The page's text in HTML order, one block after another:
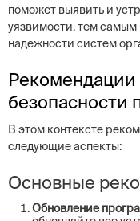
поможет выявить и
уязвимости, тем
надежности систем
безопасности
В этом контексте
следующие аспекты:
Основные
Обновление